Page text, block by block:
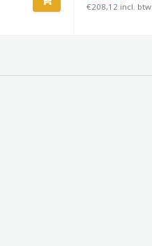
€208,12 incl. btw